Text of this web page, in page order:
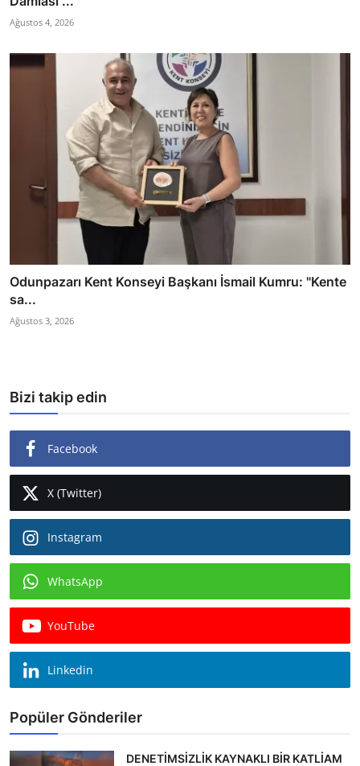
Ağustos 4, 2026
Odunpazarı Kent Konseyi Başkanı İsmail Kumru: "Kente
sa...
Ağustos 3, 2026
Bizi takip edin
Facebook
X (Twitter)
Instagram
WhatsApp
YouTube
Linkedin
Popüler Gönderiler
DENETİMSİZLİK KAYNAKLI BİR KATLİAM